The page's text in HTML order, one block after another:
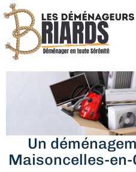
Un
Maisoncelles-en-